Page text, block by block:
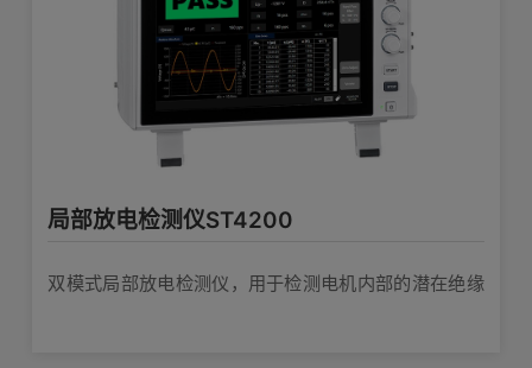
局部放电检测仪ST4200
双模式局部放电检测仪，用于检测电机内部的潜在绝缘